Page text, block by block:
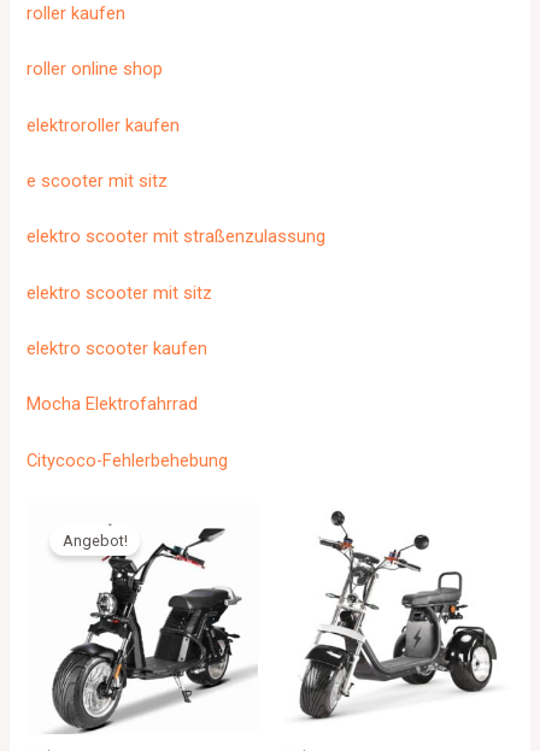
roller kaufen
roller online shop
elektroroller kaufen
e scooter mit sitz
elektro scooter mit straßenzulassung
elektro scooter mit sitz
elektro scooter kaufen
Mocha Elektrofahrrad
Citycoco-Fehlerbehebung
Angebot!